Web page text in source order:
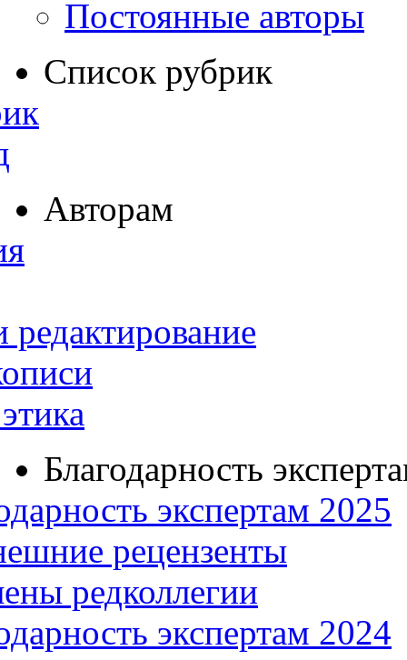
Постоянные авторы
Список рубрик
Авторам
редактирование
Благодарность
экспертам 2025
рецензенты
редколлегии
экспертам 2024